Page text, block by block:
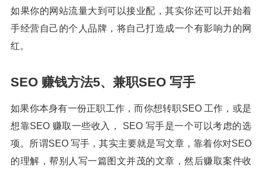
如果你的网站流量大到可以接业配，其实你还可以开始着
手经营自己的个人品牌，将自己打造成一个有影响力的网
红。
SEO 赚钱方法5、兼职SEO 写手
如果你本身有一份正职工作，而你想转职SEO 工作，或是
想靠SEO 赚取一些收入， SEO 写手是一个可以考虑的选
项。所谓SEO 写手，其实主要就是写文章，靠着你对SEO
的理解，帮别人写一篇图文并茂的文章，然后赚取案件收